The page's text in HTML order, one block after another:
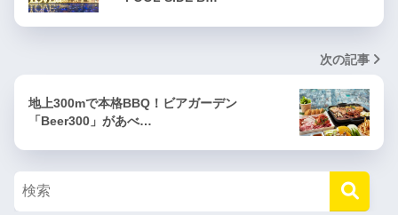
次の記事
地上300mで本格BBQ！ビアガーデン
「Beer300」があべ…